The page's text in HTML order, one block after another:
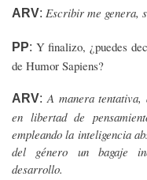
ARV: Escribir me genera,
PP: Y finalizo, ¿puedes
de Humor Sapiens?
ARV: A manera tentativa,
en libertad de
empleando la inteligencia
del género un bagaje
desarrollo.